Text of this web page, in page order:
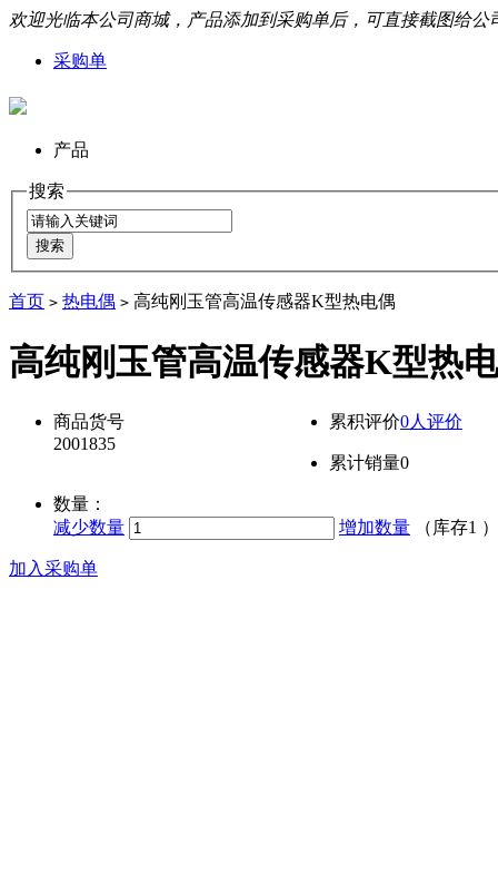
欢迎光临本公司商城，产品添加到采购单后，可直接截图给公
采购单
产品
搜索
首页 > 热电偶 > 高纯刚玉管高温传感器K型热电偶
高纯刚玉管高温传感器K型热
商品货号
2001835
累积评价0人评价
累计销量0
数量：
减少数量
增加数量 （库存1 ）
加入采购单